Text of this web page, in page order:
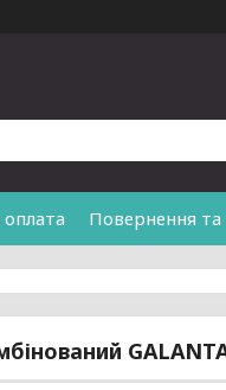
Повернення та